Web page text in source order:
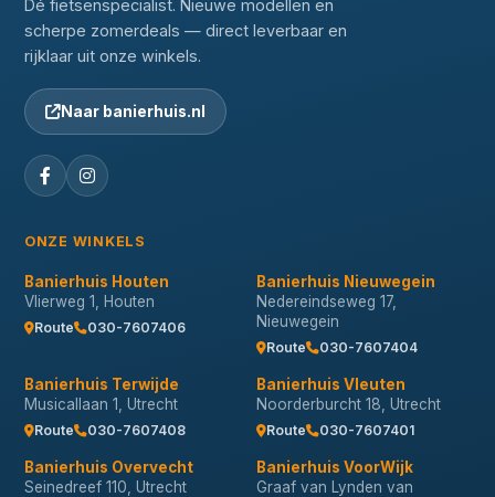
Dé fietsenspecialist. Nieuwe modellen en
scherpe zomerdeals — direct leverbaar en
rijklaar uit onze winkels.
Naar banierhuis.nl
ONZE WINKELS
Banierhuis Houten
Vlierweg 1, Houten
Route 030-7607406
Banierhuis Nieuwegein
Nedereindseweg 17,
Nieuwegein
Route 030-7607404
Banierhuis Terwijde
Musicallaan 1, Utrecht
Route 030-7607408
Banierhuis Vleuten
Noorderburcht 18, Utrecht
Route 030-7607401
Banierhuis Overvecht
Seinedreef 110, Utrecht
Banierhuis VoorWijk
Graaf van Lynden van